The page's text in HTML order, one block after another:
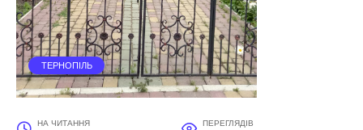
ТЕРНОПІЛЬ
НА ЧИТАННЯ ПЕРЕГЛЯДІВ